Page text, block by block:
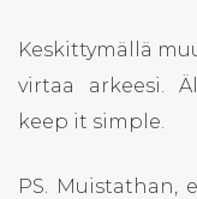
Keskittymällä
virtaa arkeesi.
keep it simple.
PS. Muistathan,